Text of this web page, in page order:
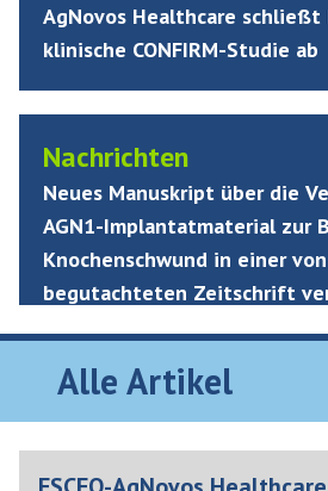
AgNovos Healthcare
klinische CONFIRM-Studie ab
Nachrichten
Neues Manuskript über die
AGN1-Implantatmaterial zur
Knochenschwund in einer
begutachteten Zeitschrift
Alle Artikel